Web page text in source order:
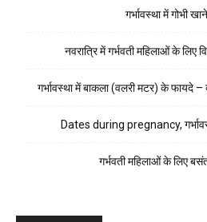
गर्भावस्था में गोभी
नवरात्रि में गर्भवती महिलाओं के लिए
गर्भावस्था में बाकला (वलरी मटर) के फायदे
Dates during pregnancy,
गर्भवती महिलाओं के लिए